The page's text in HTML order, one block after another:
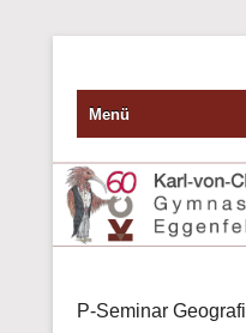
Primäres Menü
Zum Inhalt wechseln
Menü
P-Seminar